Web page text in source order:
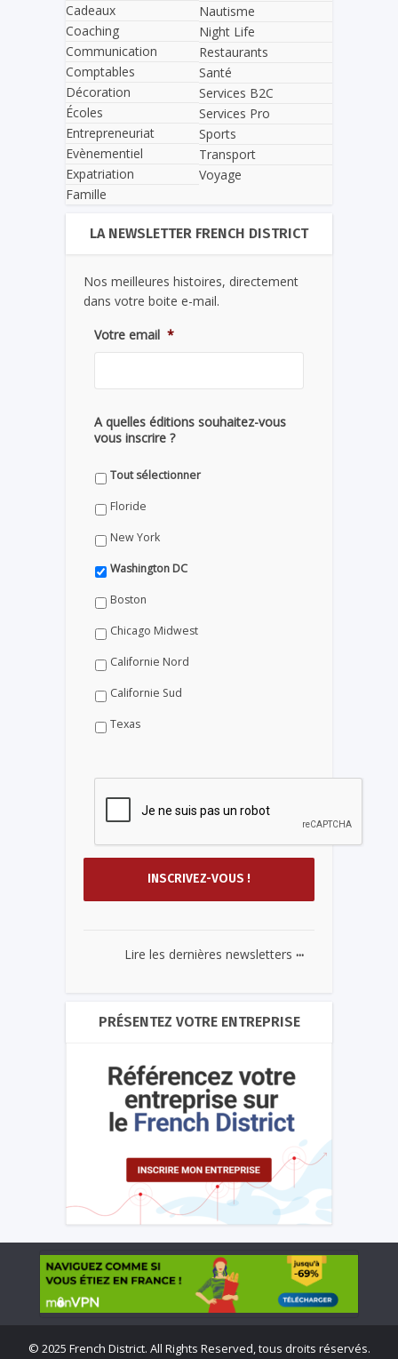
Cadeaux
Coaching
Communication
Comptables
Décoration
Écoles
Entrepreneuriat
Evènementiel
Expatriation
Famille
Nautisme
Night Life
Restaurants
Santé
Services B2C
Services Pro
Sports
Transport
Voyage
LA NEWSLETTER FRENCH DISTRICT
Nos meilleures histoires, directement
dans votre boite e-mail.
Votre email *
A quelles éditions souhaitez-vous
vous inscrire ?
Tout sélectionner
Floride
New York
Washington DC
Boston
Chicago Midwest
Californie Nord
Californie Sud
Texas
Lire les dernières newsletters ...
PRÉSENTEZ VOTRE ENTREPRISE
© 2025 French District. All Rights Reserved, tous droits réservés.